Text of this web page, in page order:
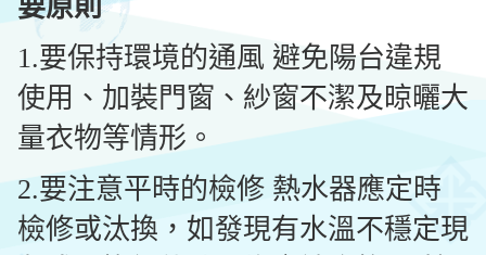
要原則
1.要保持環境的通風 避免陽台違規
使用、加裝門窗、紗窗不潔及晾曬大
量衣物等情形。
2.要注意平時的檢修 熱水器應定時
檢修或汰換，如發現有水溫不穩定現